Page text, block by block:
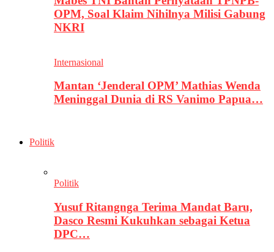
OPM, Soal Klaim Nihilnya Milisi Gabung
NKRI
Internasional
Mantan ‘Jenderal OPM’ Mathias Wenda
Meninggal Dunia di RS Vanimo Papua…
Politik
Politik
Yusuf Ritangnga Terima Mandat Baru,
Dasco Resmi Kukuhkan sebagai Ketua
DPC…